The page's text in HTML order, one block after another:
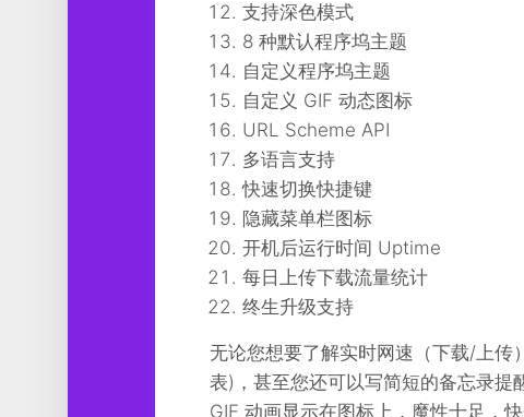
支持深色模式
8 种默认程序坞主题
自定义程序坞主题
自定义 GIF 动态图标
URL Scheme API
多语言支持
快速切换快捷键
隐藏菜单栏图标
开机后运行时间 Uptime
每日上传下载流量统计
终生升级支持
无论您想要了解实时网速（下载/上
表)，甚至您还可以写简短的备忘录提
GIF 动画显示在图标上，魔性十足，